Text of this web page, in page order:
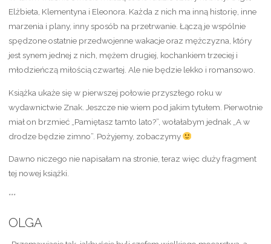
Elżbieta, Klementyna i Eleonora. Każda z nich ma inną historię, inne
marzenia i plany, inny sposób na przetrwanie. Łączą je wspólnie
spędzone ostatnie przedwojenne wakacje oraz mężczyzna, który
jest synem jednej z nich, mężem drugiej, kochankiem trzeciej i
młodzieńczą miłością czwartej. Ale nie będzie lekko i romansowo.
Książka ukaże się w pierwszej połowie przyszłego roku w
wydawnictwie Znak. Jeszcze nie wiem pod jakim tytułem. Pierwotnie
miał on brzmieć „Pamiętasz tamto lato?”, wołałabym jednak „A w
drodze będzie zimno”. Pożyjemy, zobaczymy
Dawno niczego nie napisałam na stronie, teraz więc duży fragment
tej nowej książki.
***
OLGA